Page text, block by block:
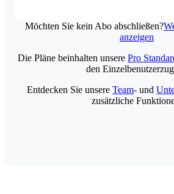
Möchten Sie kein Abo abschließen?
anzeigen
Die Pläne beinhalten unsere Pro
den
Entdecken Sie unsere Team- und
zusätzliche